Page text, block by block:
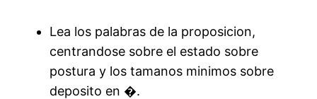
Lea los palabras de la proposicion,
centrandose sobre el estado sobre
postura y los tamanos minimos sobre
deposito en �.